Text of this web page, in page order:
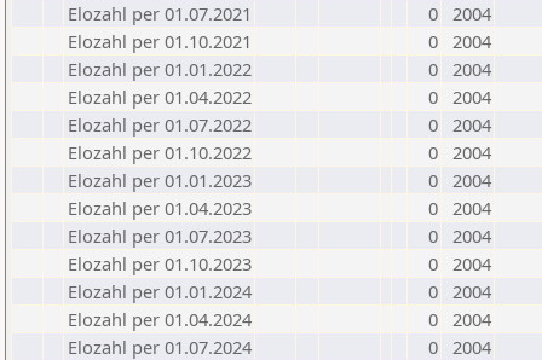
Elozahl per 01.07.2021
0 2004
Elozahl per 01.10.2021
0 2004
Elozahl per 01.01.2022
0 2004
Elozahl per 01.04.2022
0 2004
Elozahl per 01.07.2022
0 2004
Elozahl per 01.10.2022
0 2004
Elozahl per 01.01.2023
0 2004
Elozahl per 01.04.2023
0 2004
Elozahl per 01.07.2023
0 2004
Elozahl per 01.10.2023
0 2004
Elozahl per 01.01.2024
0 2004
Elozahl per 01.04.2024
0 2004
Elozahl per 01.07.2024
0 2004